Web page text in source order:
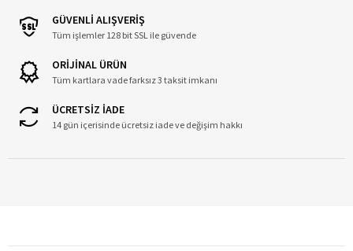
GÜVENLİ ALIŞVERİŞ
Tüm işlemler 128 bit SSL ile güvende
ORİJİNAL ÜRÜN
Tüm kartlara vade farksız 3 taksit imkanı
ÜCRETSİZ İADE
14 gün içerisinde ücretsiz iade ve değişim hakkı